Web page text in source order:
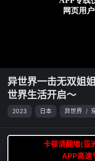
异世界一击无双姐
世界生活开启～
2023 日本 异世界 /
卡顿请翻墙(亚
APP高速